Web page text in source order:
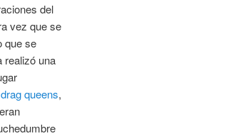
del
vez que se
que se
realizó una
drag queens,